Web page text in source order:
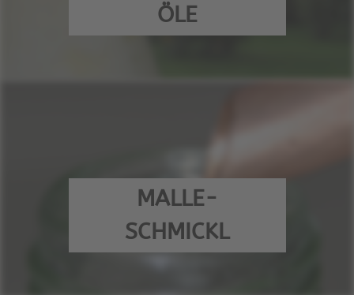
ÖLE
MALLE-
SCHMICKL